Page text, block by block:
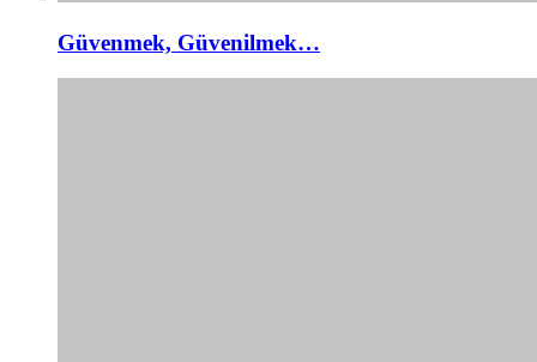
Güvenmek, Güvenilmek…